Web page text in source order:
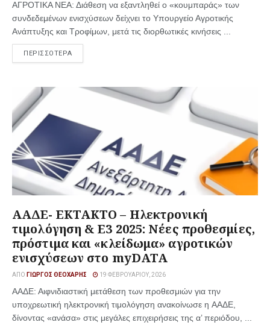
ΑΓΡΟΤΙΚΑ ΝΕΑ: Διάθεση να εξαντληθεί ο «κουμπαράς» των
συνδεδεμένων ενισχύσεων δείχνει το Υπουργείο Αγροτικής
Ανάπτυξης και Τροφίμων, μετά τις διορθωτικές κινήσεις ...
ΠΕΡΙΣΣΟΤΕΡΑ
ΑΑΔΕ- ΕΚΤΑΚΤΟ – Ηλεκτρονική
τιμολόγηση & Ε3 2025: Νέες προθεσμίες,
πρόστιμα και «κλείδωμα» αγροτικών
ενισχύσεων στο myDATA
ΑΠΌ ΓΙΏΡΓΟΣ ΘΕΟΧΆΡΗΣ 19 ΦΕΒΡΟΥΑΡΊΟΥ, 2026
ΑΑΔΕ: Αιφνιδιαστική μετάθεση των προθεσμιών για την
υποχρεωτική ηλεκτρονική τιμολόγηση ανακοίνωσε η ΑΑΔΕ,
δίνοντας «ανάσα» στις μεγάλες επιχειρήσεις της α’ περιόδου, ...